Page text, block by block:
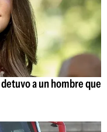
a un hombre que